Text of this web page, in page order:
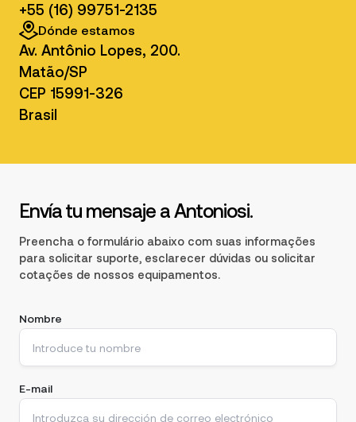
+55 (16) 99751-2135
Dónde estamos
Av. Antônio Lopes, 200.
Matão/SP
CEP 15991-326
Brasil
Envía tu mensaje a Antoniosi.
Preencha o formulário abaixo com suas informações
para solicitar suporte, esclarecer dúvidas ou solicitar
cotações de nossos equipamentos.
Nombre
E-mail